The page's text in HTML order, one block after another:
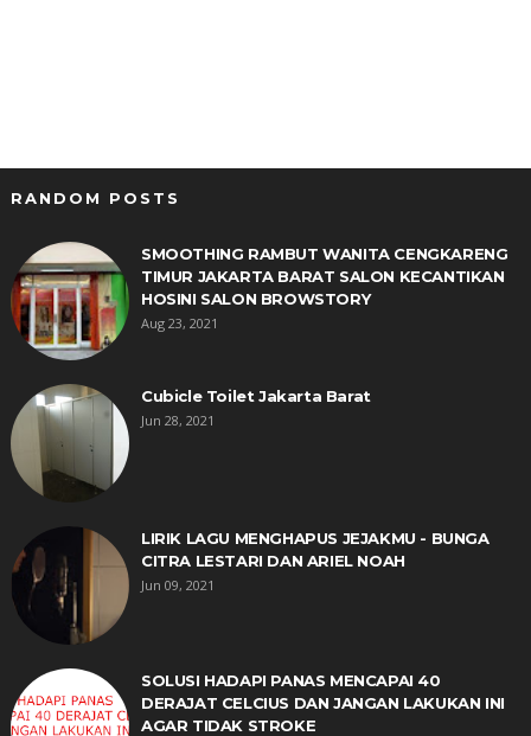
RANDOM POSTS
SMOOTHING RAMBUT WANITA CENGKARENG
TIMUR JAKARTA BARAT SALON KECANTIKAN
HOSINI SALON BROWSTORY
Aug 23, 2021
Cubicle Toilet Jakarta Barat
Jun 28, 2021
LIRIK LAGU MENGHAPUS JEJAKMU - BUNGA
CITRA LESTARI DAN ARIEL NOAH
Jun 09, 2021
SOLUSI HADAPI PANAS MENCAPAI 40
DERAJAT CELCIUS DAN JANGAN LAKUKAN INI
AGAR TIDAK STROKE